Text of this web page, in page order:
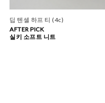
딥 텐셀 하프 티 (4c)
AFTER PICK
실키 소프트 니트